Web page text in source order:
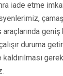
iade etme
duruma